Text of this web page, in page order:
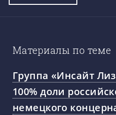
Материалы по теме
Группа «Инсайт
100% доли
немецкого